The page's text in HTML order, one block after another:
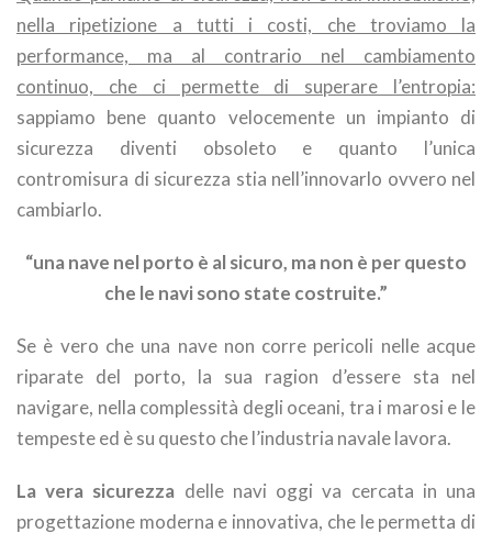
nella ripetizione a tutti i costi, che troviamo la
performance, ma al contrario nel cambiamento
continuo, che ci permette di superare l’entropia:
sappiamo bene quanto velocemente un impianto di
sicurezza diventi obsoleto e quanto l’unica
contromisura di sicurezza stia nell’innovarlo ovvero nel
cambiarlo.
“una nave nel porto è al sicuro, ma non è per questo
che le navi sono state costruite.”
Se è vero che una nave non corre pericoli nelle acque
riparate del porto, la sua ragion d’essere sta nel
navigare, nella complessità degli oceani, tra i marosi e le
tempeste ed è su questo che l’industria navale lavora.
La vera sicurezza delle navi oggi va cercata in una
progettazione moderna e innovativa, che le permetta di